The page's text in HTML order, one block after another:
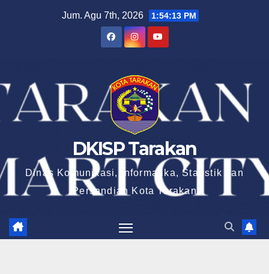
Jum. Agu 7th, 2026 1:54:14 PM
DKISP Tarakan
Dinas Komunikasi, Informatika, Statistik dan
Persandian Kota Tarakan